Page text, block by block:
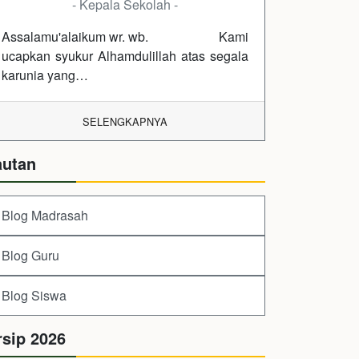
- Kepala Sekolah -
Assalamu'alaikum wr. wb. Kami
ucapkan syukur Alhamdulillah atas segala
karunia yang…
SELENGKAPNYA
Blog Madrasah
Blog Guru
Blog Siswa
2026